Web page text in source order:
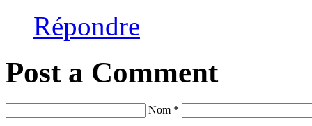
Répondre
Post a Comment
Nom *